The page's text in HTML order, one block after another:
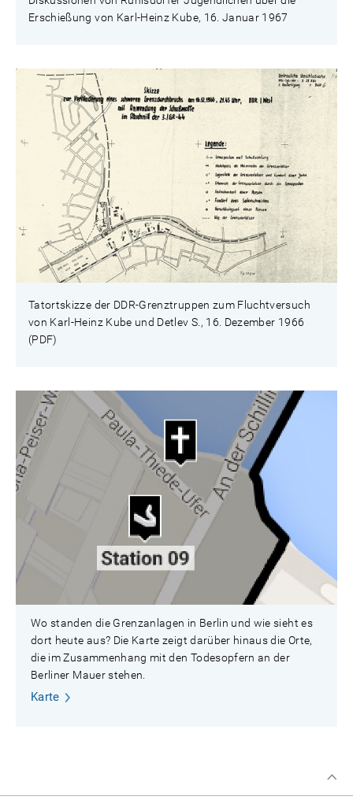
Erschießung von Karl-Heinz Kube, 16. Januar 1967
Tatortskizze der DDR-Grenztruppen zum Fluchtversuch
von Karl-Heinz Kube und Detlev S., 16. Dezember 1966
(PDF)
Wo standen die Grenzanlagen in Berlin und wie sieht es
dort heute aus? Die Karte zeigt darüber hinaus die Orte,
die im Zusammenhang mit den Todesopfern an der
Berliner Mauer stehen.
Karte